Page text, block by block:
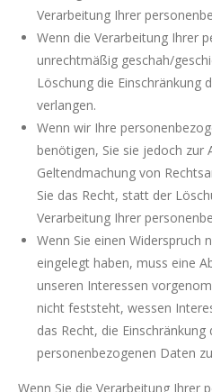
Verarbeitung Ihrer
Wenn die Verarbeitung Ihrer
unrechtmäßig geschah/
Löschung die Einschränkung
verlangen.
Wenn wir Ihre
benötigen, Sie sie jedoch zur
Geltendmachung von
Sie das Recht, statt der
Verarbeitung Ihrer
Wenn Sie einen Widerspruch
eingelegt haben, muss eine
unseren Interessen
nicht feststeht, wessen
das Recht, die
personenbezogenen Daten
Wenn Sie die Verarbeitung Ihrer